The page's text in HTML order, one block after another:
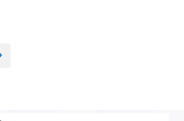
มแพะ
ไป: รับโล่รางวัลกิจกรรม 5ส ประจำปีงบป